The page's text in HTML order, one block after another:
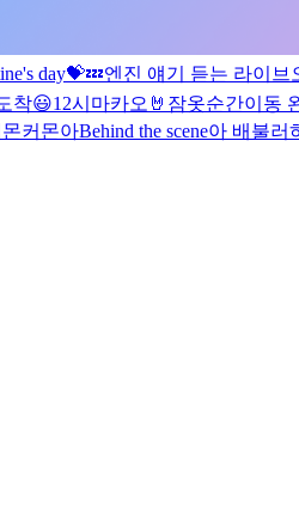
day💝💤엔진 얘기 듣는 라이브
착😃12시 마카오🤘 잠옷순간이동
커몬아Behind the scene아 배불러